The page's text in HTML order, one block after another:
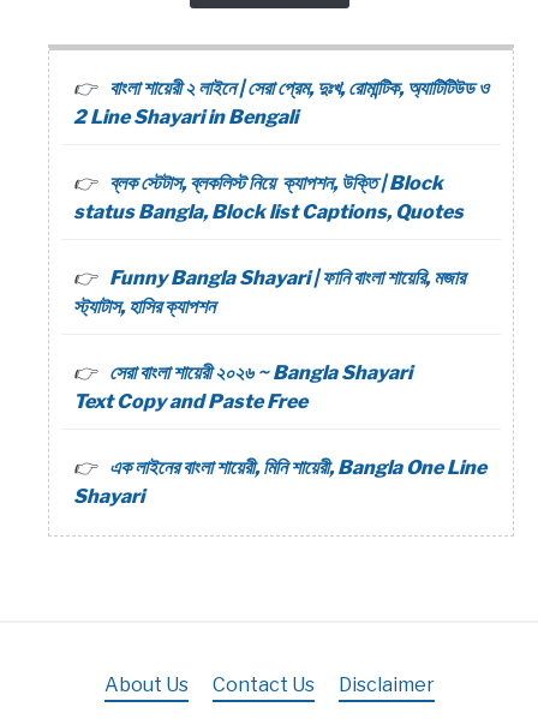
বাংলা শায়েরী ২ লাইনে | সেরা প্রেম, দুঃখ, রোমান্টিক, অ্যাটিটিউড ও
2 Line Shayari in Bengali
ব্লক স্টেটাস, ব্লকলিস্ট নিয়ে ক্যাপশন, উক্তি | Block
status Bangla, Block list Captions, Quotes
Funny Bangla Shayari | ফানি বাংলা শায়েরি, মজার
স্ট্যাটাস, হাসির ক্যাপশন
সেরা বাংলা শায়েরী ২০২৬ ~ Bangla Shayari
Text Copy and Paste Free
এক লাইনের বাংলা শায়েরী, মিনি শায়েরী, Bangla One Line
Shayari
About Us Contact Us Disclaimer